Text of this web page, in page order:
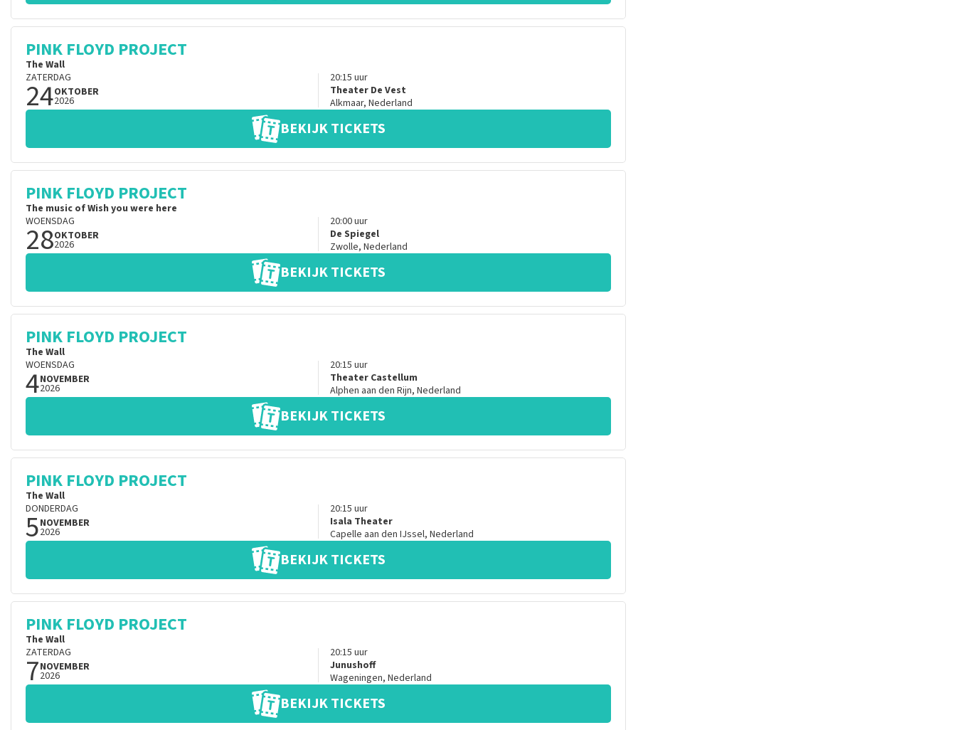
PINK FLOYD PROJECT
The Wall
ZATERDAG
24OKTOBER
2026
20:15 uur
Theater De Vest
Alkmaar, Nederland
BEKIJK TICKETS
PINK FLOYD PROJECT
The music of Wish you were here
WOENSDAG
28OKTOBER
2026
20:00uur
De Spiegel
Zwolle, Nederland
BEKIJK TICKETS
PINK FLOYD PROJECT
The Wall
WOENSDAG
4NOVEMBER
2026
20:15 uur
Theater Castellum
Alphen aan den Rijn, Nederland
BEKIJK TICKETS
PINK FLOYD PROJECT
The Wall
DONDERDAG
5NOVEMBER
2026
20:15 uur
Isala Theater
Capelle aan den IJssel, Nederland
BEKIJK TICKETS
PINK FLOYD PROJECT
The Wall
ZATERDAG
7NOVEMBER
2026
20:15 uur
Junushoff
Wageningen, Nederland
BEKIJK TICKETS